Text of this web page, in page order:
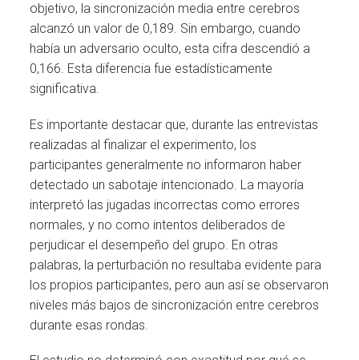
objetivo, la sincronización media entre cerebros
alcanzó un valor de 0,189. Sin embargo, cuando
había un adversario oculto, esta cifra descendió a
0,166. Esta diferencia fue estadísticamente
significativa.
Es importante destacar que, durante las entrevistas
realizadas al finalizar el experimento, los
participantes generalmente no informaron haber
detectado un sabotaje intencionado. La mayoría
interpretó las jugadas incorrectas como errores
normales, y no como intentos deliberados de
perjudicar el desempeño del grupo. En otras
palabras, la perturbación no resultaba evidente para
los propios participantes, pero aun así se observaron
niveles más bajos de sincronización entre cerebros
durante esas rondas.